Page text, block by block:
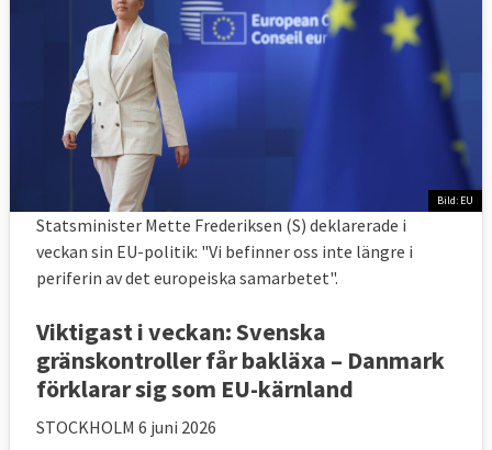
Bild: EU
Statsminister Mette Frederiksen (S) deklarerade i
veckan sin EU-politik: "Vi befinner oss inte längre i
periferin av det europeiska samarbetet".
Viktigast i veckan: Svenska
gränskontroller får bakläxa – Danmark
förklarar sig som EU-kärnland
STOCKHOLM 6 juni 2026